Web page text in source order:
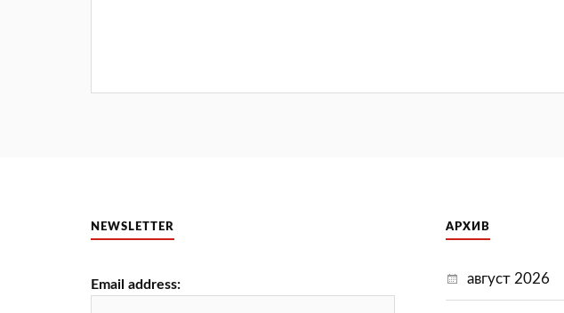
NEWSLETTER
Email address:
АРХИВ
август 2026